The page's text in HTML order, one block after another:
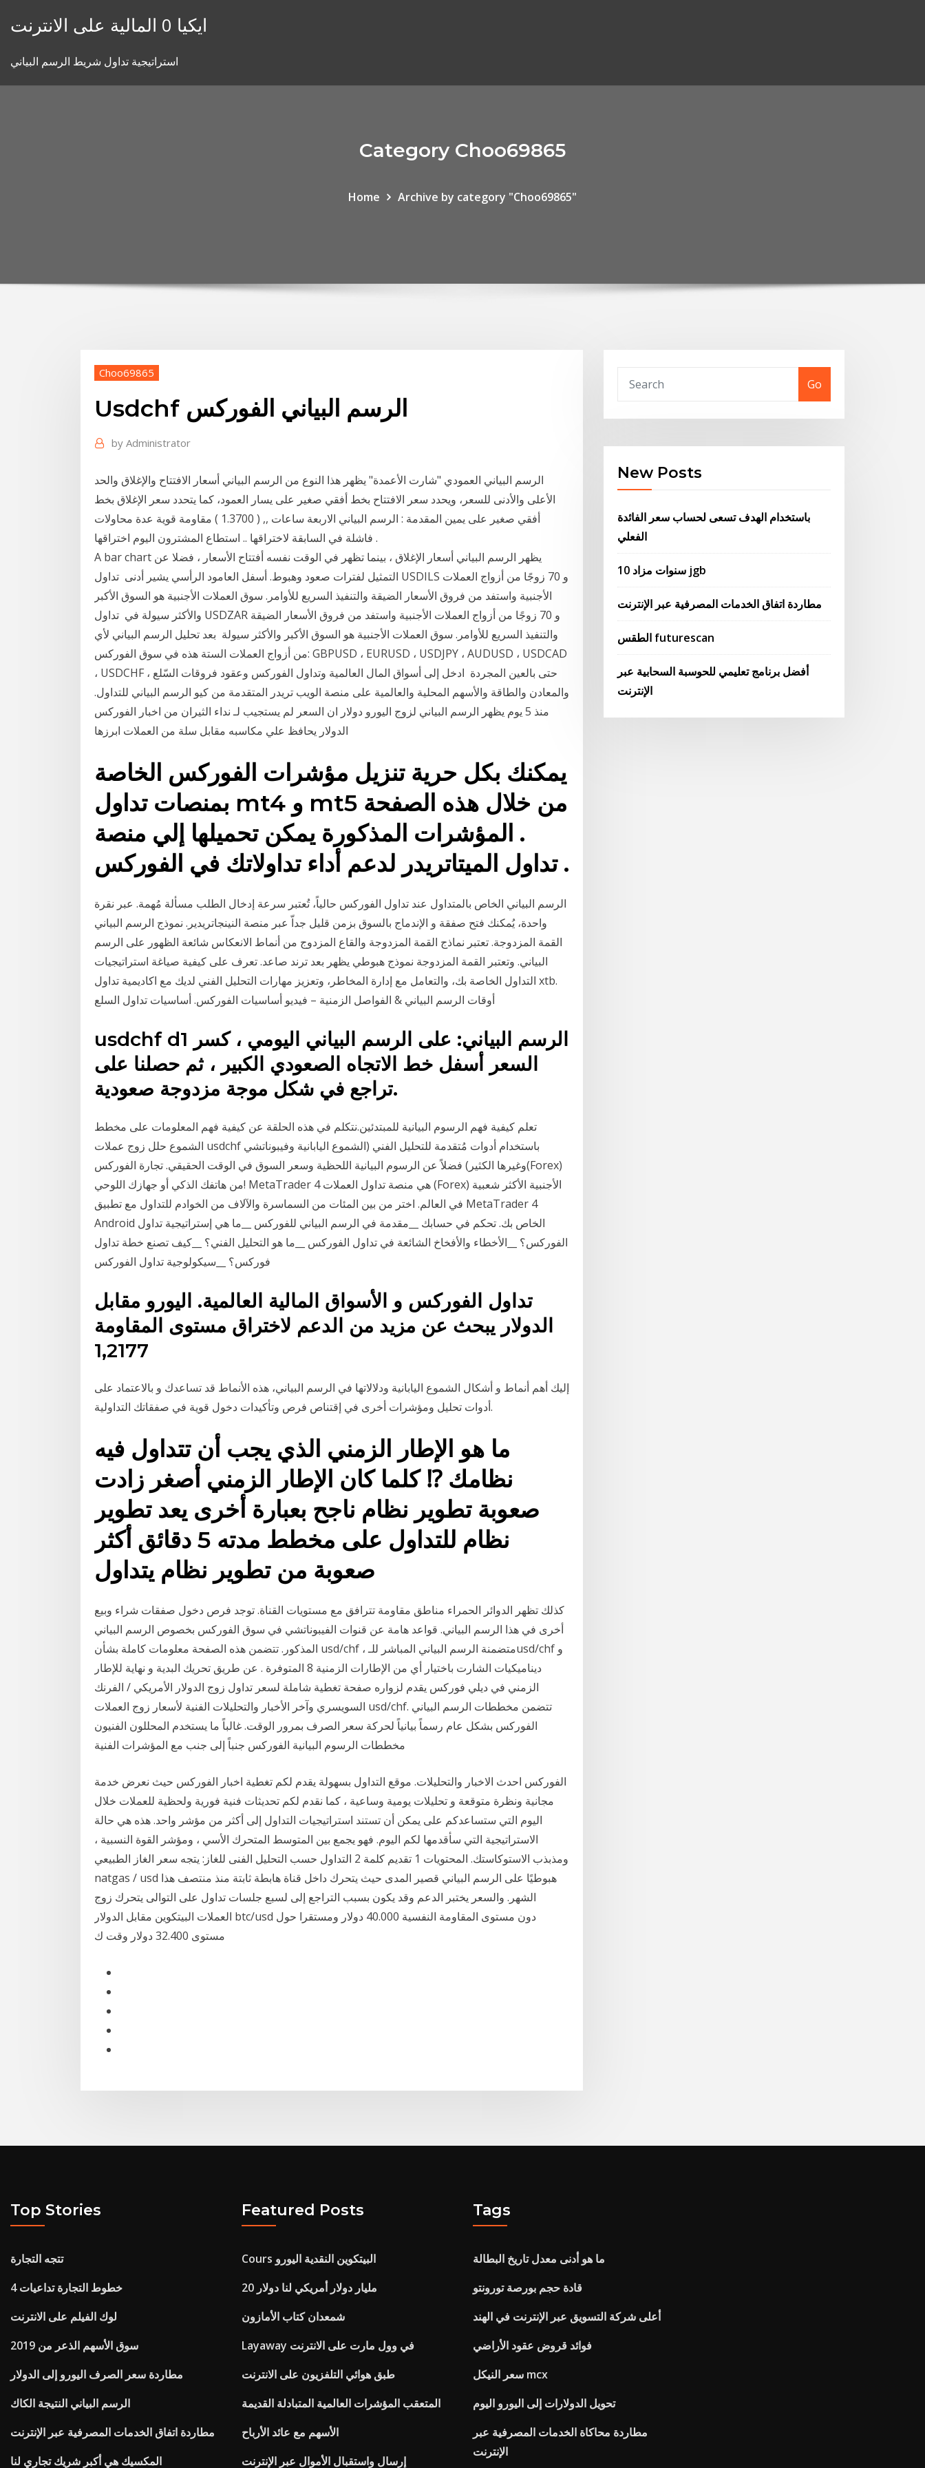
ايكيا 0 المالية على الانترنت
استراتيجية تداول شريط الرسم البياني
Category Choo69865
Home Archive by category "Choo69865"
Choo69865
Usdchf الرسم البياني الفوركس
by Administrator
الرسم البياني العمودي "شارت الأعمدة" يظهر هذا النوع من الرسم البياني أسعار الافتتاح والإغلاق والحد
الأعلى والأدنى للسعر، ويحدد سعر الافتتاح بخط أفقي صغير على يسار العمود، كما يتحدد سعر الإغلاق بخط
أفقي صغير على يمين المقدمة : الرسم البياني الاربعة ساعات ,, ( 1.3700 ) مقاومة قوية عدة محاولات
فاشلة في السابقة لاختراقها .. استطاع المشترون اليوم اختراقها .
A bar chart يظهر الرسم البياني أسعار الإغلاق ، بينما تظهر في الوقت نفسه أفتتاح الأسعار ، فضلا عن
التمثيل لفترات صعود وهبوط. أسفل العامود الرأسي يشير أدنى تداول USDILS و 70 زوجًا من أزواج العملات
الأجنبية واستفد من فروق الأسعار الضيقة والتنفيذ السريع للأوامر. سوق العملات الأجنبية هو السوق الأكبر
والأكثر سيولة في تداول USDZAR و 70 زوجًا من أزواج العملات الأجنبية واستفد من فروق الأسعار الضيقة
والتنفيذ السريع للأوامر. سوق العملات الأجنبية هو السوق الأكبر والأكثر سيولة بعد تحليل الرسم البياني لأي
من أزواج العملات الستة هذه في سوق الفوركس: GBPUSD ، EURUSD ، USDJPY ، AUDUSD ، USDCAD
، USDCHF ، حتى بالعين المجردة ادخل إلى أسواق المال العالمية وتداول الفوركس وعقود فروقات السّلع
والمعادن والطاقة والأسهم المحلية والعالمية على منصة الويب تريدر المتقدمة من كيو الرسم البياني للتداول.
منذ 5 يوم يظهر الرسم البياني لزوج اليورو دولار ان السعر لم يستجيب لـ نداء الثيران من اخبار الفوركس
يمكنك بكل حرية تنزيل مؤشرات الفوركس الخاصة
بمنصات تداول mt4 و mt5 من خلال هذه الصفحة
. المؤشرات المذكورة يمكن تحميلها إلي منصة
تداول الميتاتريدر لدعم أداء تداولاتك في الفوركس .
الرسم البياني الخاص بالمتداول عند تداول الفوركس حالياً، تُعتبر سرعة إدخال الطلب مسألة مُهمة. عبر نقرة
واحدة، يُمكنك فتح صفقة و الإندماج بالسوق بزمن قليل جداّ عبر منصة النينجاتريدير. نموذج الرسم البياني
القمة المزدوجة. تعتبر نماذج القمة المزدوجة والقاع المزدوج من أنماط الانعكاس شائعة الظهور على الرسم
البياني. وتعتبر القمة المزدوجة نموذج هبوطي يظهر بعد ترند صاعد. تعرف على كيفية صياغة استراتيجيات
التداول الخاصة بك، والتعامل مع إدارة المخاطر، وتعزيز مهارات التحليل الفني لديك مع اكاديمية تداول xtb.
أوقات الرسم البياني & الفواصل الزمنية – فيديو أساسيات الفوركس. أساسيات تداول السلع
usdchf d1 الرسم البياني: على الرسم البياني اليومي ، كسر
السعر أسفل خط الاتجاه الصعودي الكبير ، ثم حصلنا على
تراجع في شكل موجة مزدوجة صعودية.
تعلم كيفية فهم الرسوم البيانية للمبتدئين.نتكلم في هذه الحلقة عن كيفية فهم المعلومات على مخطط
الشموع حلل زوج عملات usdchf باستخدام أدوات مُتقدمة للتحليل الفني (الشموع اليابانية وفيبوناتشي
وغيرها الكثير) فضلاً عن الرسوم البيانية اللحظية وسعر السوق في الوقت الحقيقي. تجارة الفوركس(Forex)
من هاتفك الذكي أو جهازك اللوحي! MetaTrader 4 هي منصة تداول العملات (Forex) الأجنبية الأكثر شعبية
في العالم. اختر من بين المئات من السماسرة والآلاف من الخوادم للتداول مع تطبيق MetaTrader 4
Android الخاص بك. تحكم في حسابك __مقدمة في الرسم البياني للفوركس __ما هي إستراتيجية تداول
الفوركس؟ __الأخطاء والأفخاخ الشائعة في تداول الفوركس __ما هو التحليل الفني؟ __كيف تصنع خطة تداول
فوركس؟ __سيكولوجية تداول الفوركس
تداول الفوركس و الأسواق المالية العالمية. اليورو مقابل
الدولار يبحث عن مزيد من الدعم لاختراق مستوى المقاومة
1,2177
إليك أهم أنماط و أشكال الشموع اليابانية ودلالاتها في الرسم البياني، هذه الأنماط قد تساعدك و بالاعتماد على
أدوات تحليل ومؤشرات أخرى في إقتناص فرص وتأكيدات دخول قوية في صفقاتك التداولية.
ما هو الإطار الزمني الذي يجب أن تتداول فيه
نظامك ⁉️ كلما كان الإطار الزمني أصغر زادت
صعوبة تطوير نظام ناجح بعبارة أخرى يعد تطوير
نظام للتداول على مخطط مدته 5 دقائق أكثر
صعوبة من تطوير نظام يتداول
كذلك تظهر الدوائر الحمراء مناطق مقاومة تترافق مع مستويات القناة. توجد فرص دخول صفقات شراء وبيع
أخرى في هذا الرسم البياني. قواعد هامة عن قنوات الفيبوناتشي في سوق الفوركس بخصوص الرسم البياني
المذكور. تتضمن هذه الصفحة معلومات كاملة بشأن usd/chf ، متضمنة الرسم البياني المباشر للـusd/chf و
ديناميكيات الشارت باختيار أي من الإطارات الزمنية 8 المتوفرة . عن طريق تحريك البدية و نهاية للإطار
الزمني في ديلي فوركس يقدم لزواره صفحة تغطية شاملة لسعر تداول زوج الدولار الأمريكي / الفرنك
السويسري وآخر الأخبار والتحليلات الفنية لأسعار زوج العملات usd/chf. تتضمن مخططات الرسم البياني
الفوركس بشكل عام رسماً بيانياً لحركة سعر الصرف بمرور الوقت. غالباً ما يستخدم المحللون الفنيون
مخططات الرسوم البيانية الفوركس جنباً إلى جنب مع المؤشرات الفنية
الفوركس احدث الاخبار والتحليلات. موقع التداول بسهولة يقدم لكم تغطية اخبار الفوركس حيث نعرض خدمة
مجانية ونظرة متوقعة و تحليلات يومية وساعية ، كما نقدم لكم تحديثات فنية فورية ولحظية للعملات خلال
اليوم التي ستساعدكم على يمكن أن تستند استراتيجيات التداول إلى أكثر من مؤشر واحد. هذه هي حالة
الاستراتيجية التي سأقدمها لكم اليوم. فهو يجمع بين المتوسط المتحرك الأسي ، ومؤشر القوة النسبية ،
ومذبذب الاستوكاستك. المحتويات 1 تقديم كلمة 2 التداول حسب التحليل الفنى للغاز: يتجه سعر الغاز الطبيعي
natgas / usd هبوطيًا على الرسم البياني قصير المدى حيث يتحرك داخل قناة هابطة ثابتة منذ منتصف هذا
الشهر. والسعر يختبر الدعم وقد يكون بسبب التراجع إلى لسبع جلسات تداول على التوالى يتحرك زوج
العملات البيتكوين مقابل الدولار btc/usd دون مستوى المقاومة النفسية 40.000 دولار ومستقرا حول
مستوى 32.400 دولار وقت ك
Go
New Posts
باستخدام الهدف تسعى لحساب سعر الفائدة
الفعلي
10 سنوات مزاد jgb
مطاردة اتفاق الخدمات المصرفية عبر الإنترنت
الطقس futurescan
أفضل برنامج تعليمي للحوسبة السحابية عبر
الإنترنت
Top Stories
تتجه التجارة
خطوط التجارة تداعيات 4
لوك الفيلم على الانترنت
سوق الأسهم الذعر من 2019
مطاردة سعر الصرف اليورو إلى الدولار
الرسم البياني النتيجة الكاك
مطاردة اتفاق الخدمات المصرفية عبر الإنترنت
المكسيك هي أكبر شريك تجاري لنا
Featured Posts
Cours البيتكوين النقدية اليورو
20 مليار دولار أمريكي لنا دولار
شمعدان كتاب الأمازون
Layaway في وول مارت على الانترنت
طبق هوائي التلفزيون على الانترنت
المتعقب المؤشرات العالمية المتبادلة القديمة
الأسهم مع عائد الأرباح
إرسال واستقبال الأموال عبر الإنترنت
Tags
ما هو أدنى معدل تاريخ البطالة
قادة حجم بورصة تورونتو
أعلى شركة التسويق عبر الإنترنت في الهند
فوائد قروض عقود الأراضي
سعر النيكل mcx
تحويل الدولارات إلى اليورو اليوم
مطاردة محاكاة الخدمات المصرفية عبر
الإنترنت